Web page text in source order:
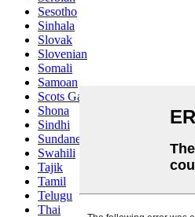
Sesotho
Sinhala
Slovak
Slovenian
Somali
Samoan
Scots Gaelic
Shona
Sindhi
Sundanese
Swahili
Tajik
Tamil
Telugu
Thai